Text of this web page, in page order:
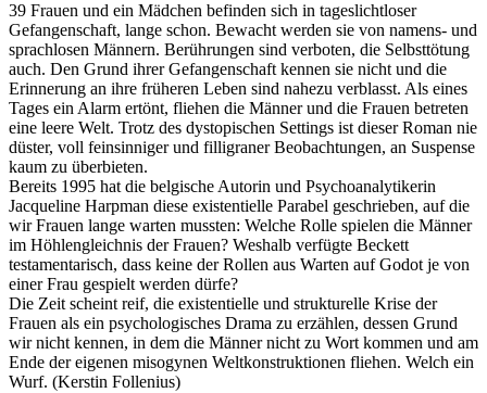
39 Frauen und ein Mädchen befinden sich in tageslichtloser
Gefangenschaft, lange schon. Bewacht werden sie von namens- und
sprachlosen Männern. Berührungen sind verboten, die Selbsttötung
auch. Den Grund ihrer Gefangenschaft kennen sie nicht und die
Erinnerung an ihre früheren Leben sind nahezu verblasst. Als eines
Tages ein Alarm ertönt, fliehen die Männer und die Frauen betreten
eine leere Welt. Trotz des dystopischen Settings ist dieser Roman nie
düster, voll feinsinniger und filligraner Beobachtungen, an Suspense
kaum zu überbieten.
Bereits 1995 hat die belgische Autorin und Psychoanalytikerin
Jacqueline Harpman diese existentielle Parabel geschrieben, auf die
wir Frauen lange warten mussten: Welche Rolle spielen die Männer
im Höhlengleichnis der Frauen? Weshalb verfügte Beckett
testamentarisch, dass keine der Rollen aus Warten auf Godot je von
einer Frau gespielt werden dürfe?
Die Zeit scheint reif, die existentielle und strukturelle Krise der
Frauen als ein psychologisches Drama zu erzählen, dessen Grund
wir nicht kennen, in dem die Männer nicht zu Wort kommen und am
Ende der eigenen misogynen Weltkonstruktionen fliehen. Welch ein
Wurf. (Kerstin Follenius)